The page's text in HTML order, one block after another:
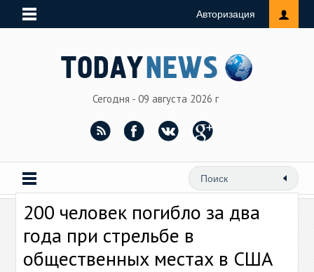
Авторизация
Сегодня - 09 августа 2026 г
200 человек погибло за два
года при стрельбе в
общественных местах в США